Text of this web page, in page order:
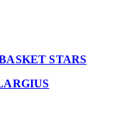
STARS